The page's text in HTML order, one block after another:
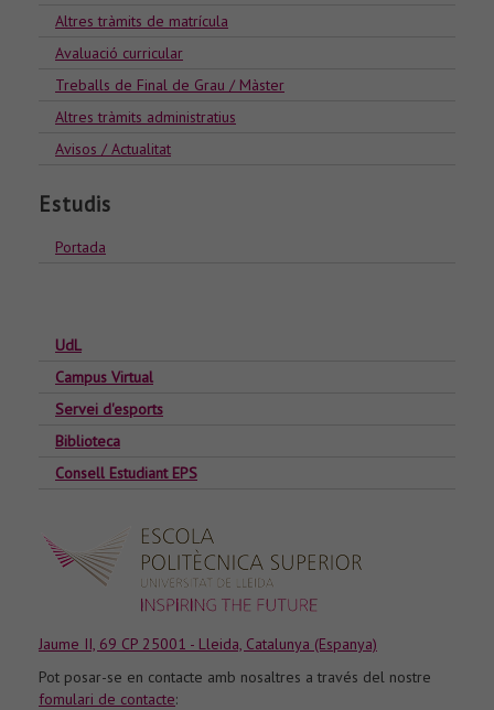
Altres tràmits de matrícula
Avaluació curricular
Treballs de Final de Grau / Màster
Altres tràmits administratius
Avisos / Actualitat
Estudis
Portada
UdL
Campus Virtual
Servei d'esports
Biblioteca
Consell Estudiant EPS
Jaume II, 69 CP 25001 - Lleida, Catalunya (Espanya)
Pot posar-se en contacte amb nosaltres a través del nostre
fomulari de contacte: